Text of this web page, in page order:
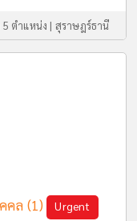
ตำแหน่ง | สุราษฎร์ธานี
คล (1) Urgent